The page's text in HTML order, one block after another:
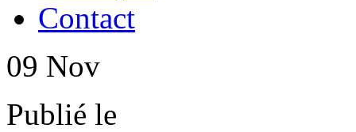
Contact
09 Nov
Publié le